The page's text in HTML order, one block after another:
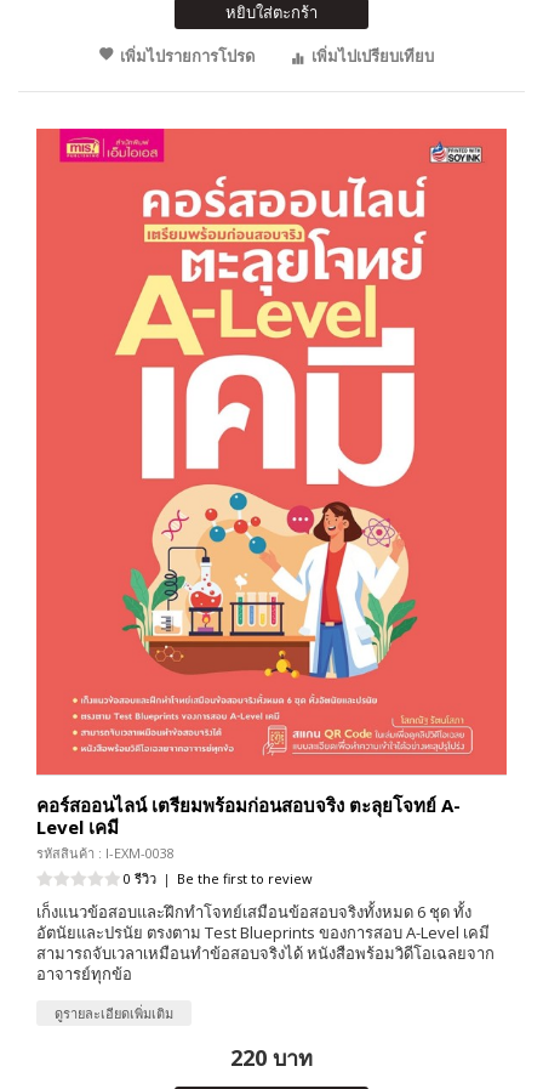
หยิบใส่ตะกร้า
เพิ่มไปรายการโปรด
เพิ่มไปเปรียบเทียบ
คอร์สออนไลน์ เตรียมพร้อมก่อนสอบจริง ตะลุยโจทย์ A-
Level เคมี
รหัสสินค้า : I-EXM-0038
0 รีวิว | Be the first to review
เก็งแนวข้อสอบและฝึกทำโจทย์เสมือนข้อสอบจริงทั้งหมด 6 ชุด ทั้ง
อัตนัยและปรนัย ตรงตาม Test Blueprints ของการสอบ A-Level เคมี
สามารถจับเวลาเหมือนทำข้อสอบจริงได้ หนังสือพร้อมวิดีโอเฉลยจาก
อาจารย์ทุกข้อ
ดูรายละเอียดเพิ่มเติม
220 บาท